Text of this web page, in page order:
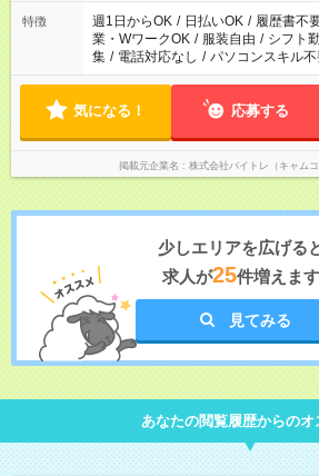
特徴 週1日からOK / 日払いOK / 履歴書不
業・WワークOK / 服装自由 / シフト
集 / 電話対応なし / パソコンスキル
気になる！ 応募する
掲載元企業名 株式会社バイトレ（キャムコ
少しエリアを広げると
求人が25件増えます
見てみる
あなたの閲覧履歴からのオ